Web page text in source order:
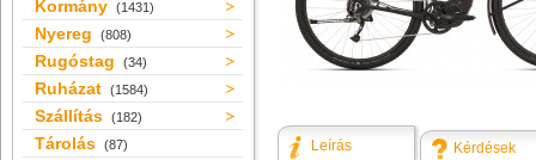
Kormány (1431)
Nyereg (808)
Rugóstag (34)
Ruházat (1584)
Szállítás (182)
Tárolás (87) Leírás Kérdések